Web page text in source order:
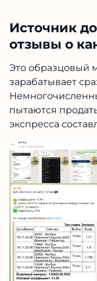
Источник
отзывы о
Это образцовый
зарабатывает
пытаются
экспресса